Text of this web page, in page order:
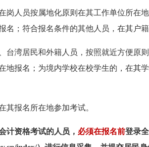
岗人员按属地化原则在其工作单位所在
名；符合报名条件的其他人员，在其户
台湾居民和外籍人员，按照就近方便原
地报名；为境内学校在校学生的，在其
其报名所在地参加考试。
计资格考试的人员， 必须在报名前登录